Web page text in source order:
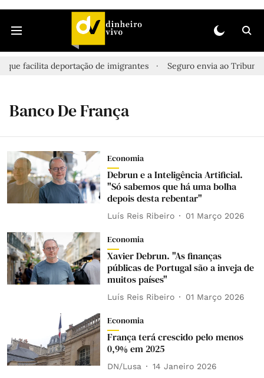
facilita deportação de imigrantes Seguro envia ao
Banco De França
Economia
Debrun e a Inteligência Artificial.
"Só sabemos que há uma bolha
depois desta rebentar"
Luís Reis Ribeiro 01 Março 2026
Economia
Xavier Debrun. "As finanças
públicas de Portugal são a inveja de
muitos países"
Luís Reis Ribeiro 01 Março 2026
Economia
França terá crescido pelo menos
0,9% em 2025
DN/Lusa 14 Janeiro 2026